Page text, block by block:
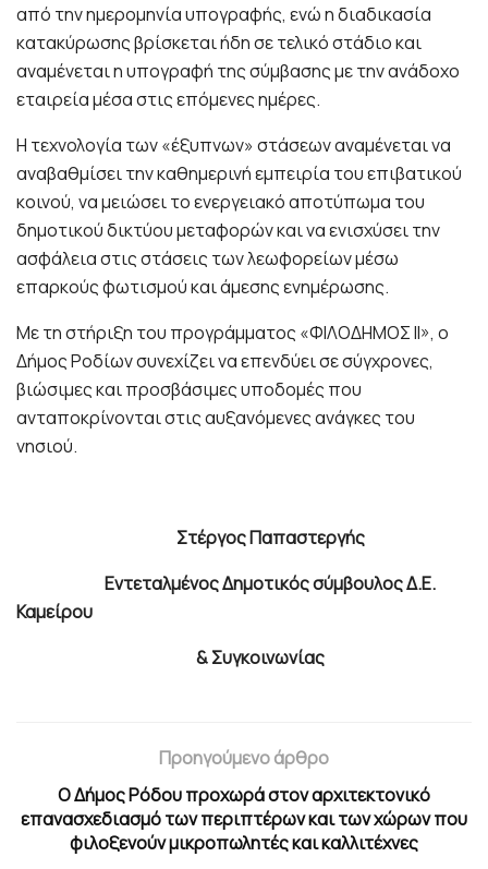
από την ημερομηνία υπογραφής, ενώ η διαδικασία
κατακύρωσης βρίσκεται ήδη σε τελικό στάδιο και
αναμένεται η υπογραφή της σύμβασης με την ανάδοχο
εταιρεία μέσα στις επόμενες ημέρες.
Η τεχνολογία των «έξυπνων» στάσεων αναμένεται να
αναβαθμίσει την καθημερινή εμπειρία του επιβατικού
κοινού, να μειώσει το ενεργειακό αποτύπωμα του
δημοτικού δικτύου μεταφορών και να ενισχύσει την
ασφάλεια στις στάσεις των λεωφορείων μέσω
επαρκούς φωτισμού και άμεσης ενημέρωσης.
Με τη στήριξη του προγράμματος «ΦΙΛΟΔΗΜΟΣ II», ο
Δήμος Ροδίων συνεχίζει να επενδύει σε σύγχρονες,
βιώσιμες και προσβάσιμες υποδομές που
ανταποκρίνονται στις αυξανόμενες ανάγκες του
νησιού.
Στέργος Παπαστεργής
Εντεταλμένος Δημοτικός σύμβουλος Δ.Ε.
Καμείρου
& Συγκοινωνίας
Προηγούμενο άρθρο
Ο Δήμος Ρόδου προχωρά στον αρχιτεκτονικό
επανασχεδιασμό των περιπτέρων και των χώρων που
φιλοξενούν μικροπωλητές και καλλιτέχνες